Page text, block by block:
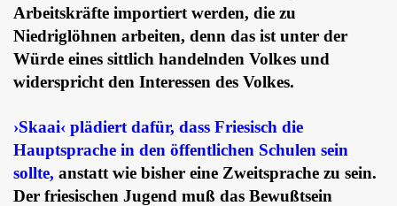
Arbeitskräfte importiert werden, die zu
Niedriglöhnen arbeiten, denn das ist unter der
Würde eines sittlich handelnden Volkes und
widerspricht den Interessen des Volkes.
›Skaai‹ plädiert dafür, dass Friesisch die
Hauptsprache in den öffentlichen Schulen sein
sollte, anstatt wie bisher eine Zweitsprache zu sein.
Der friesischen Jugend muß das Bewußtsein